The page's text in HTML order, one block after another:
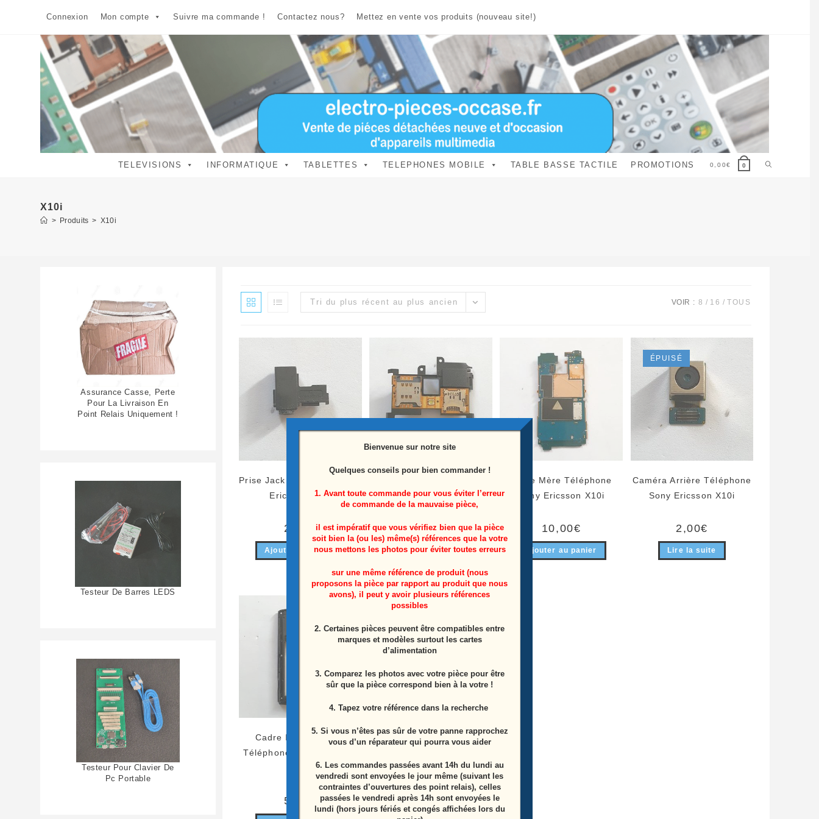
Connexion Mon compte Suivre ma commande ! Contactez nous? Mettez en vente vos produits (nouveau site!)
TELEVISIONS INFORMATIQUE TABLETTES TELEPHONES MOBILE TABLE BASSE TACTILE PROMOTIONS 0,00€ 0 Toggle
X10i
> Produits > X10i
Tri du plus récent au plus ancien VOIR : 8 16 TOUS
Prise Jack Téléphone Sony
Ericsson X10i
2,00 €
Ajouter au panier
Parleur Téléphone Sony
Ericsson X10i
5,00€
Carte Mère Téléphone
Sony Ericsson X10i
10,00€
Ajouter au panier
ÉPUISÉ
Caméra Arrière Téléphone
Sony Ericsson X10i
2,00€
Lire la suite
Cadre Intermédiaire
Téléphone Sony Ericsson
5,00
Batterie Téléphone Sony
5,00€
Ajouter au panier
Assurance Casse, Perte
Pour La Livraison En
Point Relais Uniquement !
Testeur De Barres LEDS
Testeur Pour Clavier De
Pc Portable
Bienvenue sur notre site
Quelques conseils pour bien commander !
1. Avant toute commande pour vous éviter l’erreur
de commande de la mauvaise pièce,
il est impératif que vous vérifiez bien que la pièce
soit bien la (ou les) même(s) références que la votre
nous mettons les photos pour éviter toutes erreurs
sur une même référence de produit (nous
proposons la pièce par rapport au produit que nous
avons), il peut y avoir plusieurs références
possibles
2. Certaines pièces peuvent être compatibles entre
marques et modèles surtout les cartes
d’alimentation
3. Comparez les photos avec votre pièce pour être
sûr que la pièce correspond bien à la votre !
4. Tapez votre référence dans la recherche
5. Si vous n’êtes pas sûr de votre panne rapprochez
vous d’un réparateur qui pourra vous aider
6. Les commandes passées avant 14h du lundi au
vendredi sont envoyées le jour même (suivant les
contraintes d’ouvertures des point relais), celles
passées le vendredi après 14h sont envoyées le
lundi (hors jours fériés et congés affichées lors du